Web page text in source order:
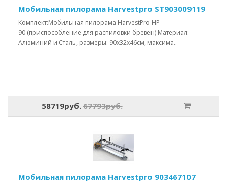
Мобильная пилорама Harvestpro ST903009119
Комплект:Мобильная пилорама HarvestPro HP
90 (приспособление для распиловки бревен) Материал:
Алюминий и Сталь, размеры: 90x32x46см, максима..
58719руб. 67793руб.
Мобильная пилорама Harvestpro 903467107